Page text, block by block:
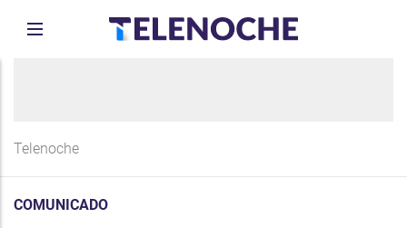
Telenoche
COMUNICADO